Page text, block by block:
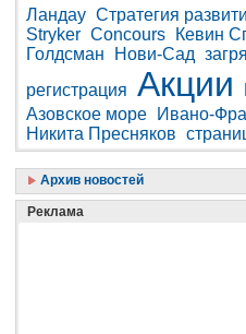
Ландау Стратегия
Stryker Concours Кевин
Голдсман
Нови-Сад
регистрация Акции
Азовское море
Ивано-
Никита Пресняков
Архив новостей
Реклама